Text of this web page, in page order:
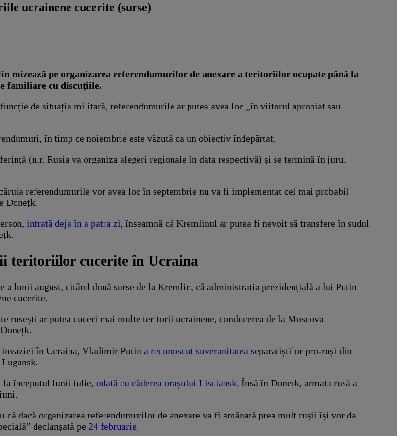
ucrainene cucerite (surse)
mizează pe organizarea referendumurilor de anexare a teritoriilor ocupate până la
familiare cu discuțiile.
de situația militară, referendumurile ar putea avea loc „în viitorul apropiat sau
în timp ce noiembrie este văzută ca un obiectiv îndepărtat.
(n.r. Rusia va organiza alegeri regionale în data respectivă) și se termină în jurul
referendumurile vor avea loc în septembrie nu va fi implementat cel mai probabil
Donețk.
intrată deja în a patra zi, înseamnă că Kremlinul ar putea fi nevoit să transfere în sudul
teritoriilor cucerite în Ucraina
lunii august, citând două surse de la Kremlin, că administrația prezidențială a lui Putin
cucerite.
rusești ar putea cuceri mai multe teritorii ucrainene, conducerea de la Moscova
invaziei în Ucraina, Vladimir Putin a recunoscut suveranitatea separatiștilor pro-ruși din
la începutul lunii iulie, odată cu căderea orașului Lisciansk. Însă în Donețk, armata rusă a
dacă organizarea referendumurilor de anexare va fi amânată prea mult rușii își vor da
declanșată pe 24 februarie.